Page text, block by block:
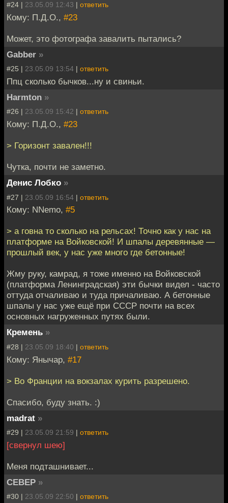
#24 | 23.05.09 12:43 | ответить
Кому: П.Д.О., #23
Может, это фотографа завалить пытались?
Gabber »
#25 | 23.05.09 13:54 | ответить
Ппц сколько бычков...ну и свиньи.
Harmton »
#26 | 23.05.09 15:42 | ответить
Кому: П.Д.О., #23
> Горизонт завален!!!
Чутка, почти не заметно.
Денис Лобко »
#27 | 23.05.09 16:54 | ответить
Кому: NNemo, #5
> а говна то сколько на рельсах! Точно как у нас на
платформе на Войковской! И шпалы деревянные —
прошлый век, у нас уже много где бетонные!
Жму руку, камрад, я тоже именно на Войковской
(платформа Ленинградская) эти бычки видел - часто
оттуда отчаливаю и туда причаливаю. А бетонные
шпалы у нас уже ещё при СССР почти на всех
основных нагруженных путях были.
Кремень »
#28 | 23.05.09 18:40 | ответить
Кому: Янычар, #17
> Во Франции на вокзалах курить разрешено.
Спасибо, буду знать. :)
madrat »
#29 | 23.05.09 21:59 | ответить
[свернул шею]
Меня подташнивает...
CEBEP »
#30 | 23.05.09 22:50 | ответить